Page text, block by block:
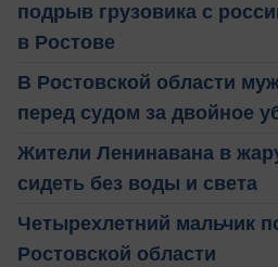
подрыв грузовика с
в Ростове
В Ростовской области
перед судом за двойное
Жители Ленинавана в
сидеть без воды и света
Четырехлетний мальчик
Ростовской области